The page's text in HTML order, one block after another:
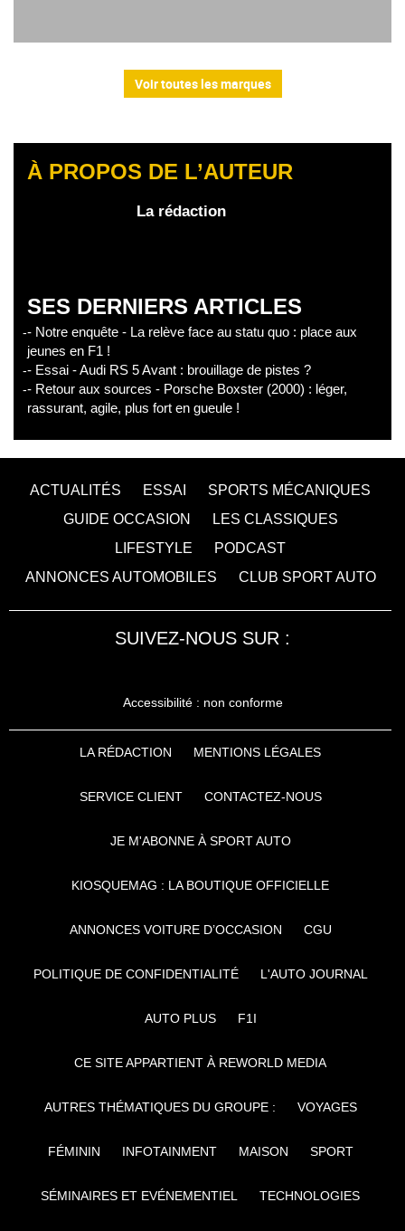
Voir toutes les marques
À PROPOS DE L’AUTEUR
La rédaction
SES DERNIERS ARTICLES
- Notre enquête - La relève face au statu quo : place aux
jeunes en F1 !
- Essai - Audi RS 5 Avant : brouillage de pistes ?
- Retour aux sources - Porsche Boxster (2000) : léger,
rassurant, agile, plus fort en gueule !
ACTUALITÉS ESSAI
SPORTS MÉCANIQUES
GUIDE OCCASION
LES CLASSIQUES
LIFESTYLE
PODCAST
ANNONCES AUTOMOBILES
CLUB SPORT AUTO
SUIVEZ-NOUS SUR :
Accessibilité : non conforme
LA RÉDACTION MENTIONS LÉGALES
SERVICE CLIENT CONTACTEZ-NOUS
JE M'ABONNE À SPORT AUTO
KIOSQUEMAG : LA BOUTIQUE OFFICIELLE
ANNONCES VOITURE D’OCCASION CGU
POLITIQUE DE CONFIDENTIALITÉ L'AUTO JOURNAL
AUTO PLUS F1I
CE SITE APPARTIENT À REWORLD MEDIA
AUTRES THÉMATIQUES DU GROUPE : VOYAGES
FÉMININ INFOTAINMENT MAISON SPORT
SÉMINAIRES ET EVÉNEMENTIEL TECHNOLOGIES